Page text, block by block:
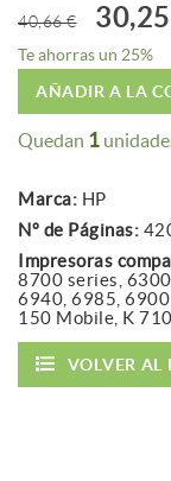
40,66 €
Te ahorras un 25%
AÑADIR A LA
Quedan 1
Marca: HP
Nº de Páginas:
Impresoras
8700 series,
6940, 6985,
150 Mobile, K
VOLVER AL